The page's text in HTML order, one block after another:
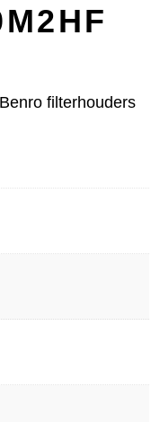
filterhouders